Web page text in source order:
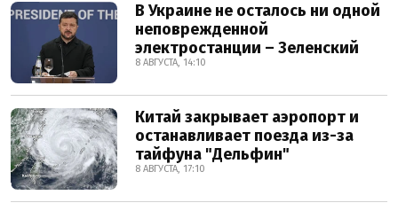
В Украине не осталось ни одной
неповрежденной
электростанции – Зеленский
8 АВГУСТА, 14:10
Китай закрывает аэропорт и
останавливает поезда из-за
тайфуна "Дельфин"
8 АВГУСТА, 17:10